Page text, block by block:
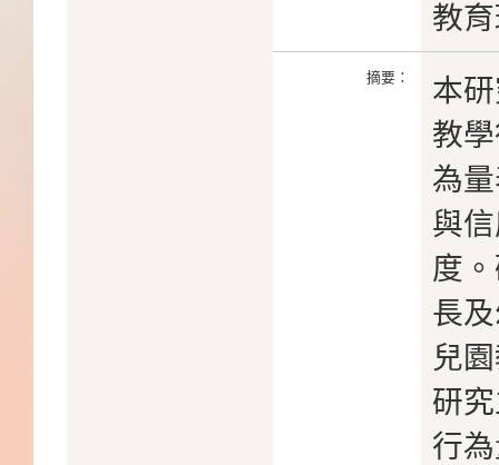
教
摘要：
本
教
為
與
度
長
兒
研
行